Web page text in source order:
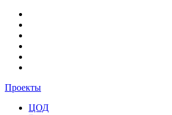
Проекты
ЦОД